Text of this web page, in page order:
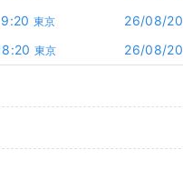
東京 26/08/20
東京 26/08/20